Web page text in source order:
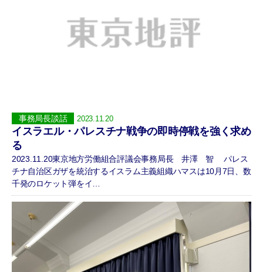
事務局長談話 2023.11.20
イスラエル・パレスチナ戦争の即時停戦を強く求め
る
2023.11.20東京地方労働組合評議会事務局長 井澤 智 パレス
チナ自治区ガザを統治するイスラム主義組織ハマスは10月7日、数
千発のロケット弾をイ…